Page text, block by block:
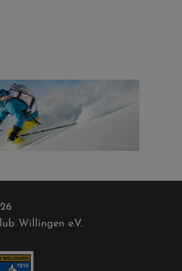
Willingen e.V.